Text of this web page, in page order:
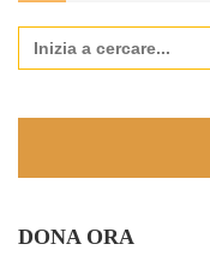
Search
for:
DONA ORA